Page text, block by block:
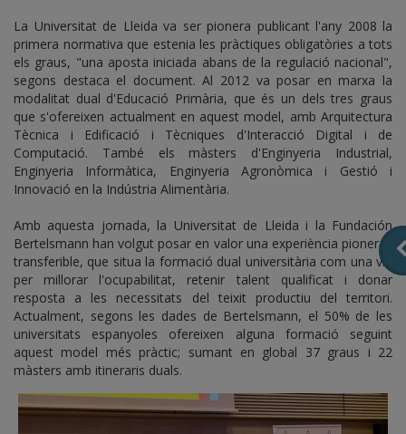
La Universitat de Lleida va ser pionera publicant l'any 2008 la
primera normativa que estenia les pràctiques obligatòries a tots
els graus, "una aposta iniciada abans de la regulació nacional",
segons destaca el document. Al 2012 va posar en marxa la
modalitat dual d'Educació Primària, que és un dels tres graus
que s'ofereixen actualment en aquest model, amb Arquitectura
Tècnica i Edificació i Tècniques d'Interacció Digital i de
Computació. També els màsters d'Enginyeria Industrial,
Enginyeria Informàtica, Enginyeria Agronòmica i Gestió i
Innovació en la Indústria Alimentària.
Amb aquesta jornada, la Universitat de Lleida i la Fundación
Bertelsmann han volgut posar en valor una experiència pionera i
transferible, que situa la formació dual universitària com una via
per millorar l'ocupabilitat, retenir talent qualificat i donar
resposta a les necessitats del teixit productiu del territori.
Actualment, segons les dades de Bertelsmann, el 50% de les
universitats espanyoles ofereixen alguna formació seguint
aquest model més pràctic; sumant en global 37 graus i 22
màsters amb itineraris duals.